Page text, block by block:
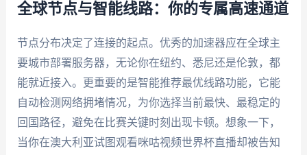
全球节点与智能线路：你的专属高速通道
节点分布决定了连接的起点。优秀的加速器应在全球主
要城市部署服务器，无论你在纽约、悉尼还是伦敦，都
能就近接入。更重要的是智能推荐最优线路功能，它能
自动检测网络拥堵情况，为你选择当前最快、最稳定的
回国路径，避免在比赛关键时刻出现卡顿。想象一下，
当你在澳大利亚试图观看咪咕视频世界杯直播却被告知